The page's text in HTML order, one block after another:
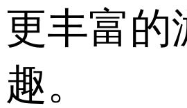
更丰富的
趣。